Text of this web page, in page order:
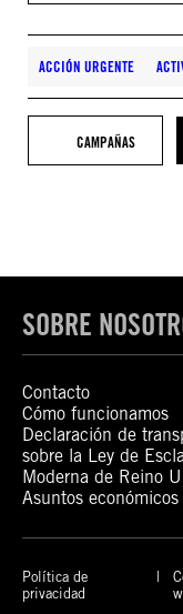
ACCIÓN URGENTE
CAMPAÑAS
SOBRE
Contacto
Cómo funcionamos
Declaración de
sobre la Ley de
Moderna de Reino
Asuntos económicos
Política de
privacidad